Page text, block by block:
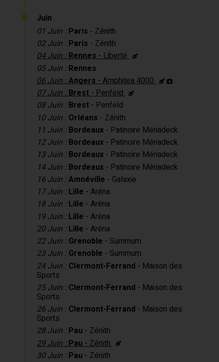
Juin
01 Juin : Paris - Zénith
02 Juin : Paris - Zénith
04 Juin :Rennes- Liberté
05 Juin : Rennes
06 Juin :Angers- Amphitea 4000
07 Juin :Brest- Penfeld
08 Juin : Brest - Penfeld
10 Juin : Orléans - Zénith
11 Juin : Bordeaux - Patinoire Mériadeck
12 Juin : Bordeaux - Patinoire Mériadeck
13 Juin : Bordeaux - Patinoire Mériadeck
14 Juin : Bordeaux - Patinoire Mériadeck
16 Juin :Amnéville - Galaxie
17 Juin : Lille - Aréna
18 Juin : Lille - Aréna
19 Juin : Lille - Aréna
20 Juin : Lille - Aréna
22 Juin : Grenoble - Summum
23 Juin : Grenoble - Summum
24 Juin : Clermont-Ferrand
Sports
25 Juin : Clermont-Ferrand
Sports
26 Juin : Clermont-Ferrand
Sports
28 Juin : Pau - Zénith
29 Juin : Pau - Zénith
30 Juin : Pau - Zénith